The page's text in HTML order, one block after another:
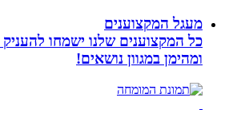
מעגל המקצוענים
כל המקצוענים שלנו ישמחו להעניק
ומהימן במגוון נושאים!